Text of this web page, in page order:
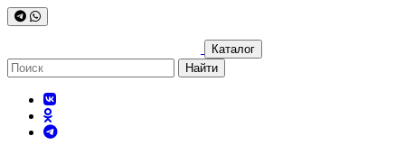
Каталог
Найти